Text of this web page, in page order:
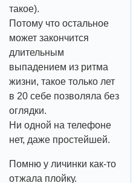
такое).
Потому что остальное
может закончится
длительным
выпадением из ритма
жизни, такое только лет
в 20 себе позволяла без
оглядки.
Ни одной на телефоне
нет, даже простейшей.
Помню у личинки как-то
отжала плойку.